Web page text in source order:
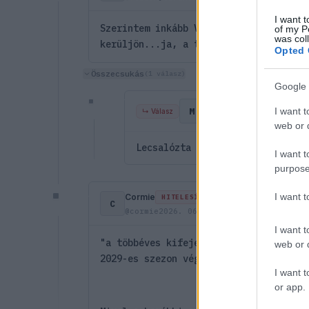
I want
of my
was
Opted
Google
I want
web or
I want
I want
I want
web or
I want
or app.
Szerintem inkább VERnek nem kell a
kerüljön...ja, a többiek is (Kivéve
Összecsukás
↳ Válasz M
Lecsalózta a Ferrarit, meg
C
Cormie HITELESÍTETT
@cormie2026. 06. 04. 04:18
"a többéves kifejezésből azonban
2029-es szezon végéig az istállónál